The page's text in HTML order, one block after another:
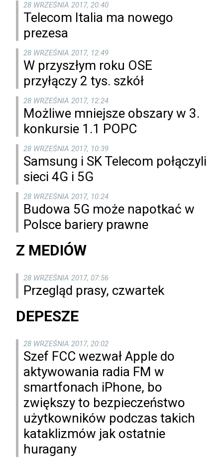
28 WRZEŚNIA 2017, 20:40
Telecom Italia ma nowego
prezesa
28 WRZEŚNIA 2017, 12:49
W przyszłym roku OSE
przyłączy 2 tys. szkół
28 WRZEŚNIA 2017, 12:24
Możliwe mniejsze obszary w 3.
konkursie 1.1 POPC
28 WRZEŚNIA 2017, 10:39
Samsung i SK Telecom połączyli
sieci 4G i 5G
28 WRZEŚNIA 2017, 10:24
Budowa 5G może napotkać w
Polsce bariery prawne
Z MEDIÓW
28 WRZEŚNIA 2017, 07:56
Przegląd prasy, czwartek
DEPESZE
28 WRZEŚNIA 2017, 20:02
Szef FCC wezwał Apple do
aktywowania radia FM w
smartfonach iPhone, bo
zwiększy to bezpieczeństwo
użytkowników podczas takich
kataklizmów jak ostatnie
huragany